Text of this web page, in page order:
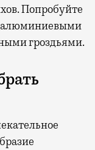
Попробуйте
алюминиевыми
гроздьями.